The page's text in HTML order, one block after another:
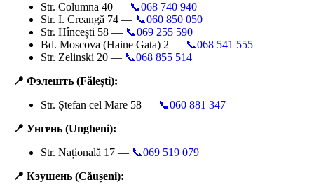
Str. Columna 40 — 📞068 740 940
Str. I. Creangă 74 — 📞060 850 050
Str. Hîncești 58 — 📞069 255 590
Bd. Moscova (Haine Gata) 2 — 📞068 541 555
Str. Zelinski 20 — 📞068 855 514
📍 Фэлешть (Fălești):
Str. Ștefan cel Mare 58 — 📞060 881 347
📍 Унгень (Ungheni):
Str. Națională 17 — 📞069 519 079
📍 Кэушень (Căușeni):